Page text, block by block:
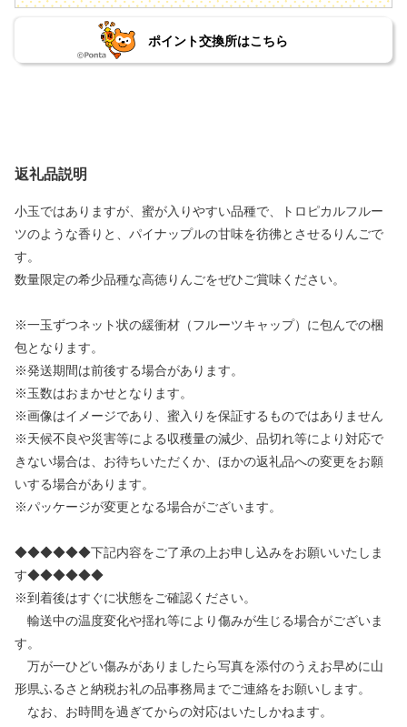
ポイント交換所はこちら
返礼品説明
小玉ではありますが、蜜が入りやすい品種で、トロピカルフルー
ツのような香りと、パイナップルの甘味を彷彿とさせるりんごで
す。
数量限定の希少品種な高徳りんごをぜひご賞味ください。
※一玉ずつネット状の緩衝材（フルーツキャップ）に包んでの梱
包となります。
※発送期間は前後する場合があります。
※玉数はおまかせとなります。
※画像はイメージであり、蜜入りを保証するものではありません
※天候不良や災害等による収穫量の減少、品切れ等により対応で
きない場合は、お待ちいただくか、ほかの返礼品への変更をお願
いする場合があります。
※パッケージが変更となる場合がございます。
◆◆◆◆◆◆下記内容をご了承の上お申し込みをお願いいたしま
す◆◆◆◆◆◆
※到着後はすぐに状態をご確認ください。
輸送中の温度変化や揺れ等により傷みが生じる場合がございま
す。
万が一ひどい傷みがありましたら写真を添付のうえお早めに山
形県ふるさと納税お礼の品事務局までご連絡をお願いします。
なお、お時間を過ぎてからの対応はいたしかねます。